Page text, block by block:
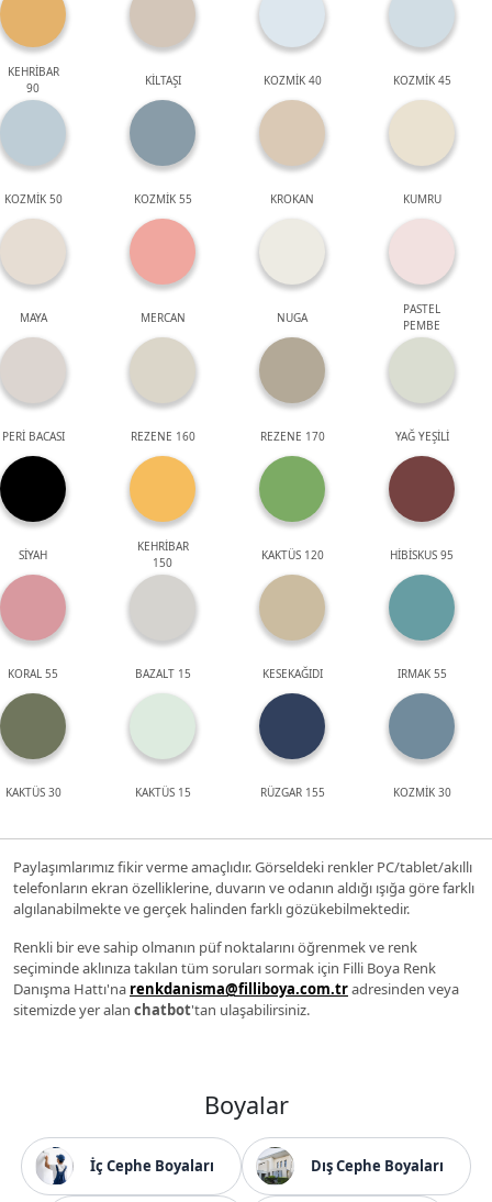
KEHRİBAR
90
KİLTAŞI KOZMİK 40 KOZMİK 45
KOZMİK 50 KOZMİK 55 KROKAN KUMRU
MAYA MERCAN NUGA
PASTEL
PEMBE
PERİ BACASI REZENE 160 REZENE 170 YAĞ YEŞİLİ
SİYAH
KEHRİBAR
150
KAKTÜS 120 HİBİSKUS 95
KORAL 55 BAZALT 15 KESEKAĞIDI IRMAK 55
KAKTÜS 30 KAKTÜS 15 RÜZGAR 155 KOZMİK 30
Paylaşımlarımız fikir verme amaçlıdır. Görseldeki renkler PC/tablet/akıllı
telefonların ekran özelliklerine, duvarın ve odanın aldığı ışığa göre farklı
algılanabilmekte ve gerçek halinden farklı gözükebilmektedir.
Renkli bir eve sahip olmanın püf noktalarını öğrenmek ve renk
seçiminde aklınıza takılan tüm soruları sormak için Filli Boya Renk
Danışma Hattı'na renkdanisma@filliboya.com.tradresinden veya
sitemizde yer alan chatbot'tan ulaşabilirsiniz.
Boyalar
İç Cephe Boyaları Dış Cephe Boyaları